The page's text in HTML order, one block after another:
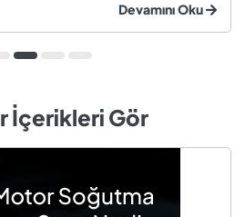
otomobil, motosiklet,
Devamını Oku
İçerikleri Gör